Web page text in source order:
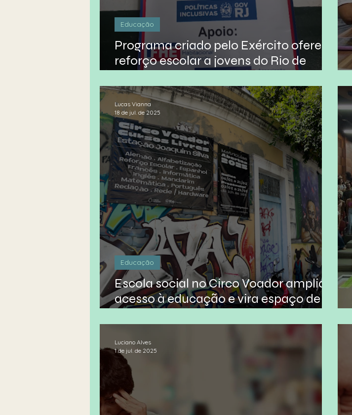
Programa criado pelo Exército oferece
reforço escolar a jovens do Rio de
Educação
Escola social no Circo Voador amplia
acesso à educação e vira espaço de
Educação
Lucas Vianna
18 de jul. de 2025
Luciano Alves
1 de jul. de 2025